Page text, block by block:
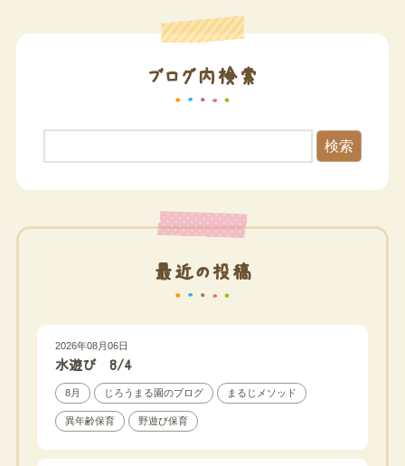
ブログ内検索
検索
最近の投稿
2026年08月06日
水遊び 8/4
8月 じろうまる園のブログ まるじメソッド
異年齢保育 野遊び保育